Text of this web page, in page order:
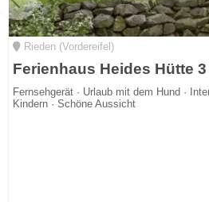
Rieden (Vordereifel)
Ferienhaus Heides Hütte 3
Fernsehgerät · Urlaub mit dem Hund ·
Kindern · Schöne Aussicht